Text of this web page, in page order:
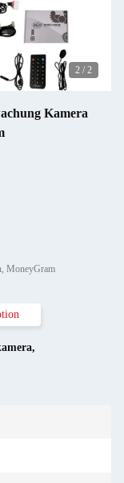
2 / 2
Kamera
MoneyGram
,